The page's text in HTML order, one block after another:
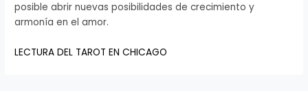
posible abrir nuevas posibilidades de crecimiento y
armonía en el amor.
LECTURA DEL TAROT EN CHICAGO